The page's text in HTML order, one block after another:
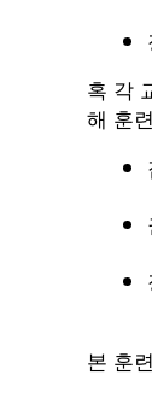
혹 각
해 훈
본 훈